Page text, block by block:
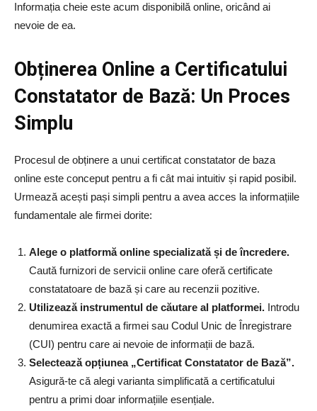
Informația cheie este acum disponibilă online, oricând ai
nevoie de ea.
Obținerea Online a Certificatului
Constatator de Bază: Un Proces
Simplu
Procesul de obținere a unui certificat constatator de baza
online este conceput pentru a fi cât mai intuitiv și rapid posibil.
Urmează acești pași simpli pentru a avea acces la informațiile
fundamentale ale firmei dorite:
Alege o platformă online specializată și de încredere.
Caută furnizori de servicii online care oferă certificate
constatatoare de bază și care au recenzii pozitive.
Utilizează instrumentul de căutare al platformei. Introdu
denumirea exactă a firmei sau Codul Unic de Înregistrare
(CUI) pentru care ai nevoie de informații de bază.
Selectează opțiunea „Certificat Constatator de Bază”.
Asigură-te că alegi varianta simplificată a certificatului
pentru a primi doar informațiile esențiale.